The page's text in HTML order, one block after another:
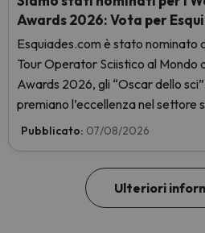
Awards 2026: Vota per
Esquiades.com è stato nominato
Tour Operator Sciistico al Mondo
Awards 2026, gli “Oscar dello
premiano l’eccellenza nel settore
subito e aiutaci a arrivare in cima!
Pubblicato: 07/08/2026
Ulteriori